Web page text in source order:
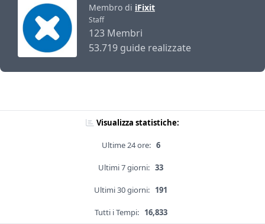
Membro di iFixit
Staff
123 Membri
53.719 guide realizzate
Visualizza statistiche:
Ultime 24 ore: 6
Ultimi 7 giorni: 33
Ultimi 30 giorni: 191
Tutti i Tempi: 16,833